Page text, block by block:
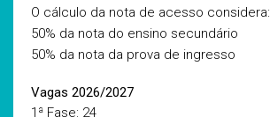
O cálculo da nota de acesso considera:
50% da nota do ensino secundário
50% da nota da prova de ingresso
Vagas 2026/2027
1ª Fase: 24